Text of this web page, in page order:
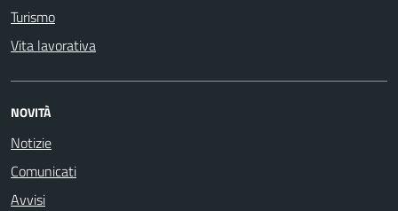
Turismo
Vita lavorativa
NOVITÀ
Notizie
Comunicati
Avvisi